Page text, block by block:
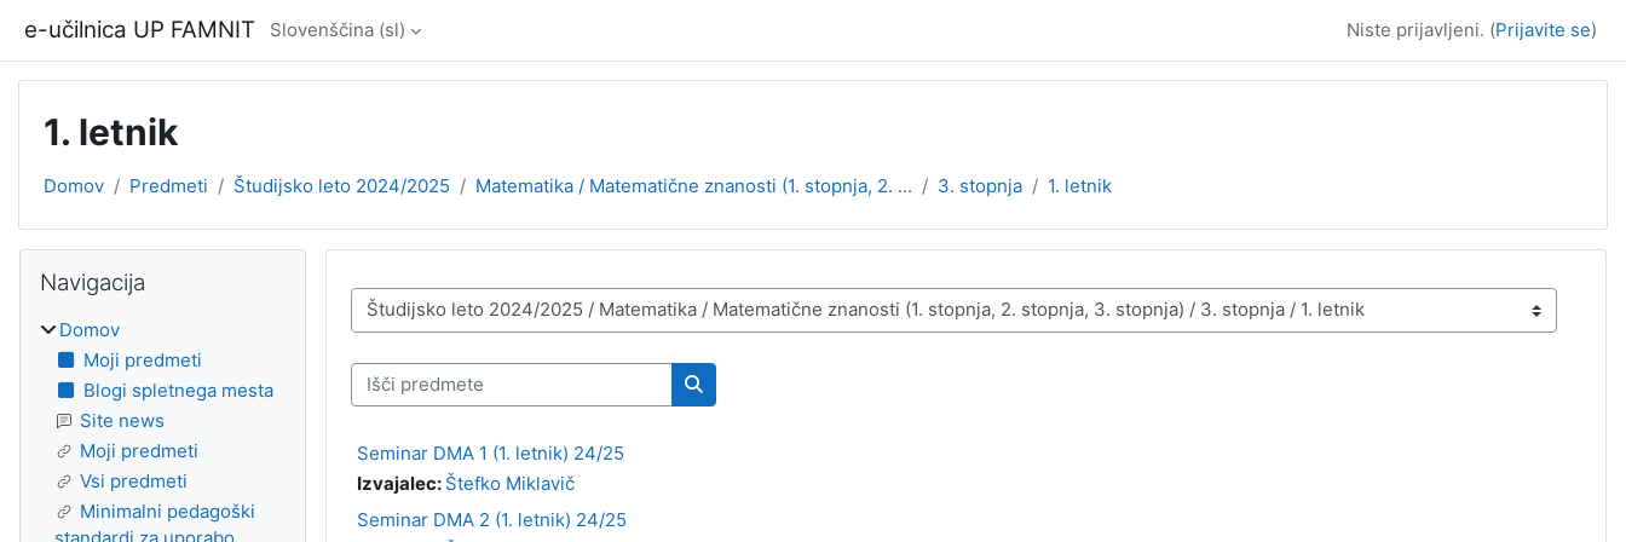
e-učilnica UP FAMNIT Slovenščina ‎(sl)‎ Niste prijavljeni. (Prijavite se)
1. letnik
Domov Predmeti Študijsko leto 2024/2025 Matematika / Matematične znanosti (1. stopnja, 2. ... 3. stopnja 1. letnik
Kategorije predmetov
Išči predmete
Išči predmete
Seminar DMA 1 (1. letnik) 24/25
Izvajalec: Štefko Miklavič
Seminar DMA 2 (1. letnik) 24/25
Bloki
Navigacija
Domov
Moji predmeti
Blogi spletnega mesta
Site news
Moji predmeti
Vsi predmeti
Minimalni pedagoški